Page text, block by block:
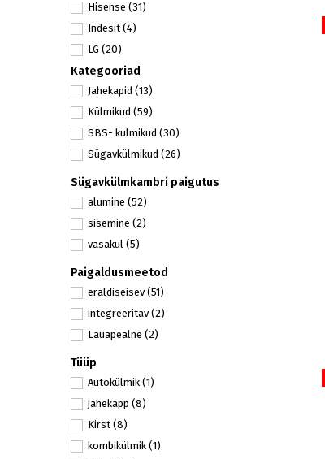
Hisense (31)
Indesit (4)
LG (20)
SAMSUNG(15)
Severin(1)
Snaige(4)
Whirlpool(9)
Kategooriad
Jahekapid (13)
Külmikud (59)
SBS- kulmikud (30)
Sügavkülmikud (26)
Sügavkülmkambri paigutus
alumine (52)
sisemine (2)
vasakul (5)
Paigaldusmeetod
eraldiseisev(51)
integreeritav(2)
Lauapealne (2)
Tüüp
Autokülmik (1)
jahekapp (8)
Kirst (8)
kombikülmik (1)